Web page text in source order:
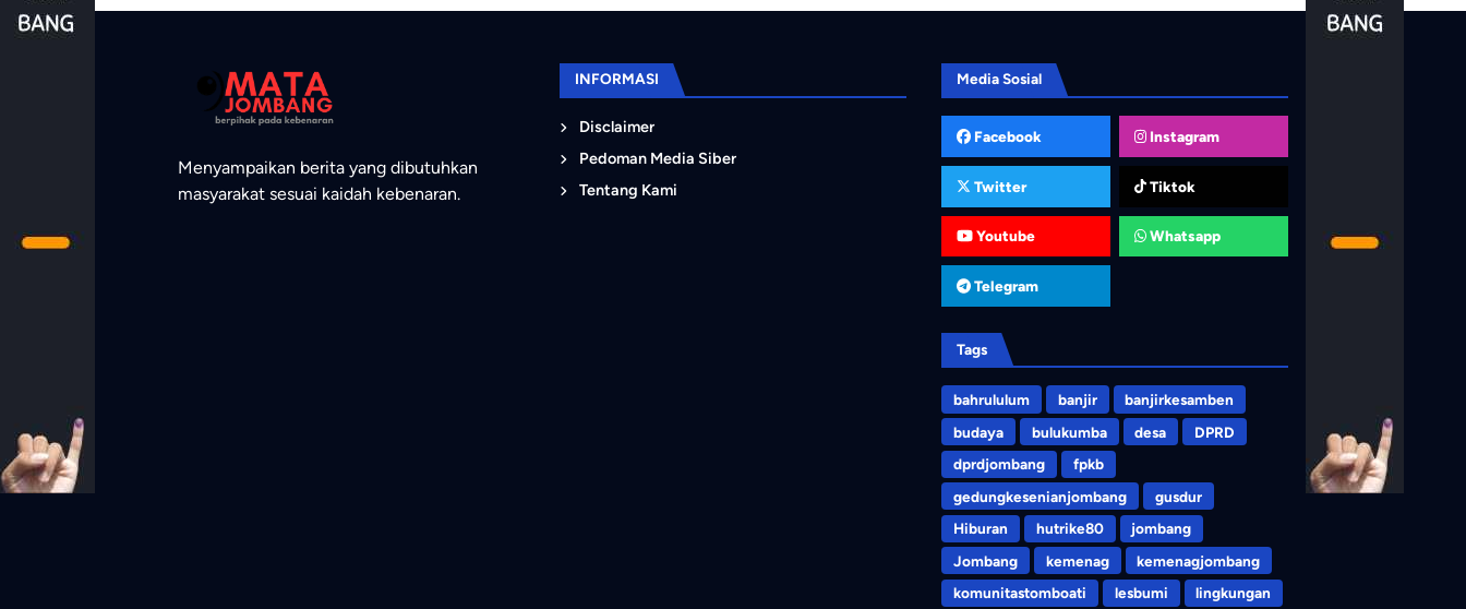
Menyampaikan berita yang dibutuhkan
masyarakat sesuai kaidah kebenaran.
INFORMASI
Disclaimer
Pedoman Media Siber
Tentang Kami
Media Sosial
Facebook Instagram
Twitter Tiktok
Youtube Whatsapp
Telegram
Tags
bahrululum banjir
banjirkesamben
budaya
bulukumba desa
DPRD
dprdjombang
fpkb
gedungkesenianjombang
gusdur
Hiburan
hutrike80
jombang
Jombang
kemenag
kemenagjombang
komunitastomboati
lesbumi lingkungan